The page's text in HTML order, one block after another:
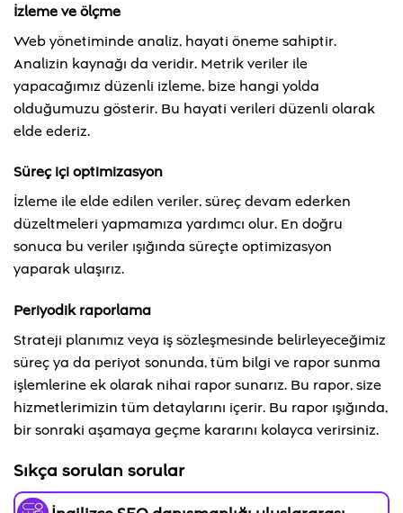
İzleme ve ölçme
Web yönetiminde analiz, hayati öneme sahiptir.
Analizin kaynağı da veridir. Metrik veriler ile
yapacağımız düzenli izleme, bize hangi yolda
olduğumuzu gösterir. Bu hayati verileri düzenli olarak
elde ederiz.
Süreç içi optimizasyon
İzleme ile elde edilen veriler, süreç devam ederken
düzeltmeleri yapmamıza yardımcı olur. En doğru
sonuca bu veriler ışığında süreçte optimizasyon
yaparak ulaşırız.
Periyodik raporlama
Strateji planımız veya iş sözleşmesinde belirleyeceğimiz
süreç ya da periyot sonunda, tüm bilgi ve rapor sunma
işlemlerine ek olarak nihai rapor sunarız. Bu rapor, size
hizmetlerimizin tüm detaylarını içerir. Bu rapor ışığında,
bir sonraki aşamaya geçme kararını kolayca verirsiniz.
Sıkça sorulan sorular